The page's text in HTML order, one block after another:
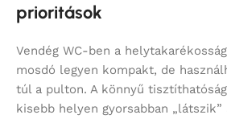
prioritások
Vendég WC-ben a
mosdó legyen kompakt, de
túl a pulton. A könnyű
kisebb helyen gyorsabban